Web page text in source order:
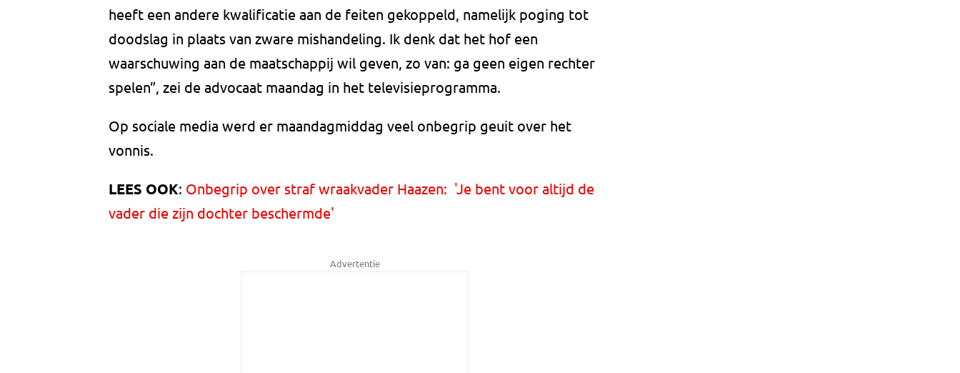
heeft een andere kwalificatie aan de feiten gekoppeld, namelijk poging tot
doodslag in plaats van zware mishandeling. Ik denk dat het hof een
waarschuwing aan de maatschappij wil geven, zo van: ga geen eigen rechter
spelen”, zei de advocaat maandag in het televisieprogramma.
Op sociale media werd er maandagmiddag veel onbegrip geuit over het
vonnis.
LEES OOK: Onbegrip over straf wraakvader Haazen: 'Je bent voor altijd de
vader die zijn dochter beschermde'
Advertentie